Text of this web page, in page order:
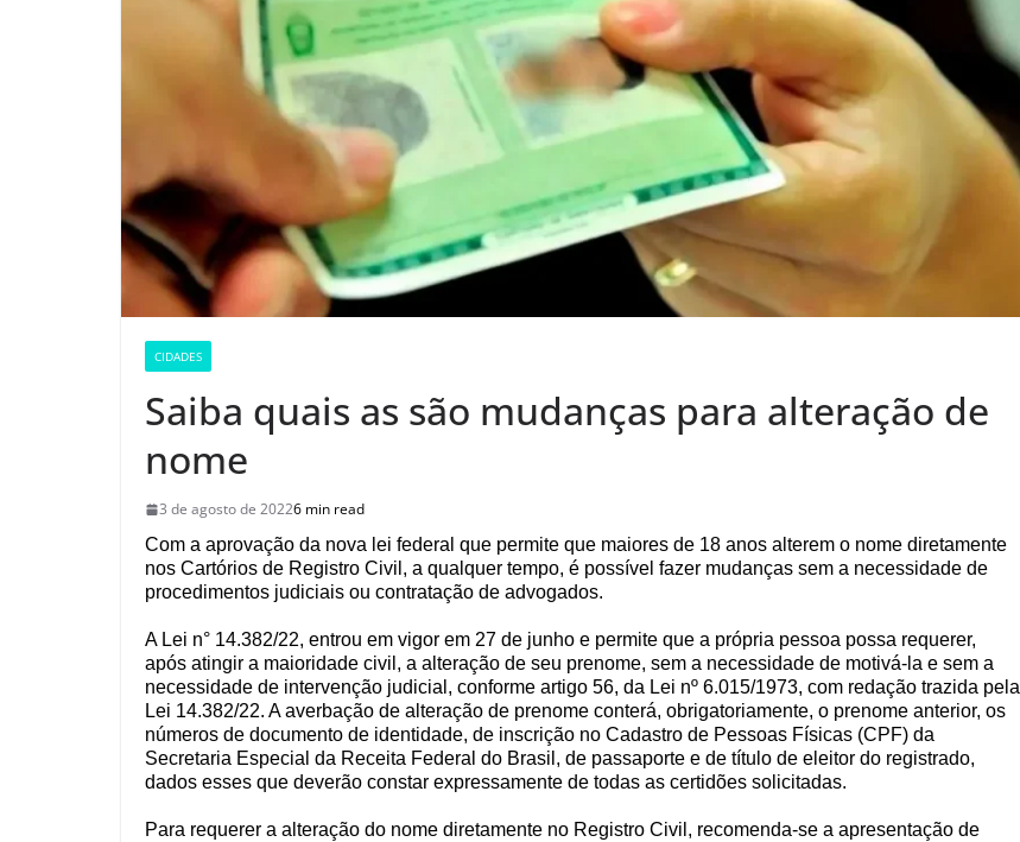
CIDADES
Saiba quais as são mudanças para alteração de
nome
3 de agosto de 20226 min read
Com a aprovação da nova lei federal que permite que maiores de 18 anos alterem o nome diretamente
nos Cartórios de Registro Civil, a qualquer tempo, é possível fazer mudanças sem a necessidade de
procedimentos judiciais ou contratação de advogados.
A Lei n° 14.382/22, entrou em vigor em 27 de junho e permite que a própria pessoa possa requerer,
após atingir a maioridade civil, a alteração de seu prenome, sem a necessidade de motivá-la e sem a
necessidade de intervenção judicial, conforme artigo 56, da Lei nº 6.015/1973, com redação trazida pela
Lei 14.382/22. A averbação de alteração de prenome conterá, obrigatoriamente, o prenome anterior, os
números de documento de identidade, de inscrição no Cadastro de Pessoas Físicas (CPF) da
Secretaria Especial da Receita Federal do Brasil, de passaporte e de título de eleitor do registrado,
dados esses que deverão constar expressamente de todas as certidões solicitadas.
Para requerer a alteração do nome diretamente no Registro Civil, recomenda-se a apresentação de